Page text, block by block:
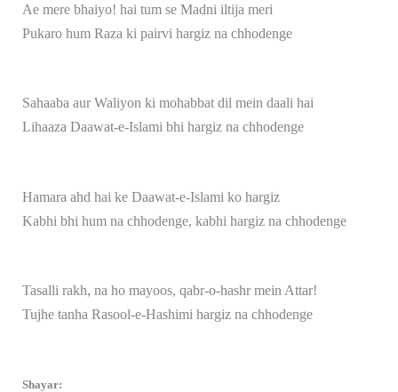
Ae mere bhaiyo! hai tum se Madni iltija meri
Pukaro hum Raza ki pairvi hargiz na chhodenge
Sahaaba aur Waliyon ki mohabbat dil mein daali hai
Lihaaza Daawat-e-Islami bhi hargiz na chhodenge
Hamara ahd hai ke Daawat-e-Islami ko hargiz
Kabhi bhi hum na chhodenge, kabhi hargiz na chhodenge
Tasalli rakh, na ho mayoos, qabr-o-hashr mein Attar!
Tujhe tanha Rasool-e-Hashimi hargiz na chhodenge
Shayar: